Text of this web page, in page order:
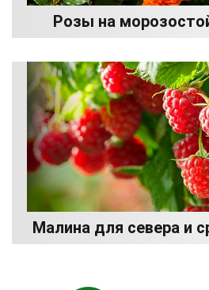
Розы на
Малина для севера и